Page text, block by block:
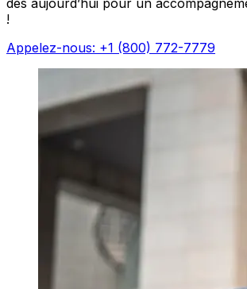
!
Appelez-nous: +1 (800) 772-7779